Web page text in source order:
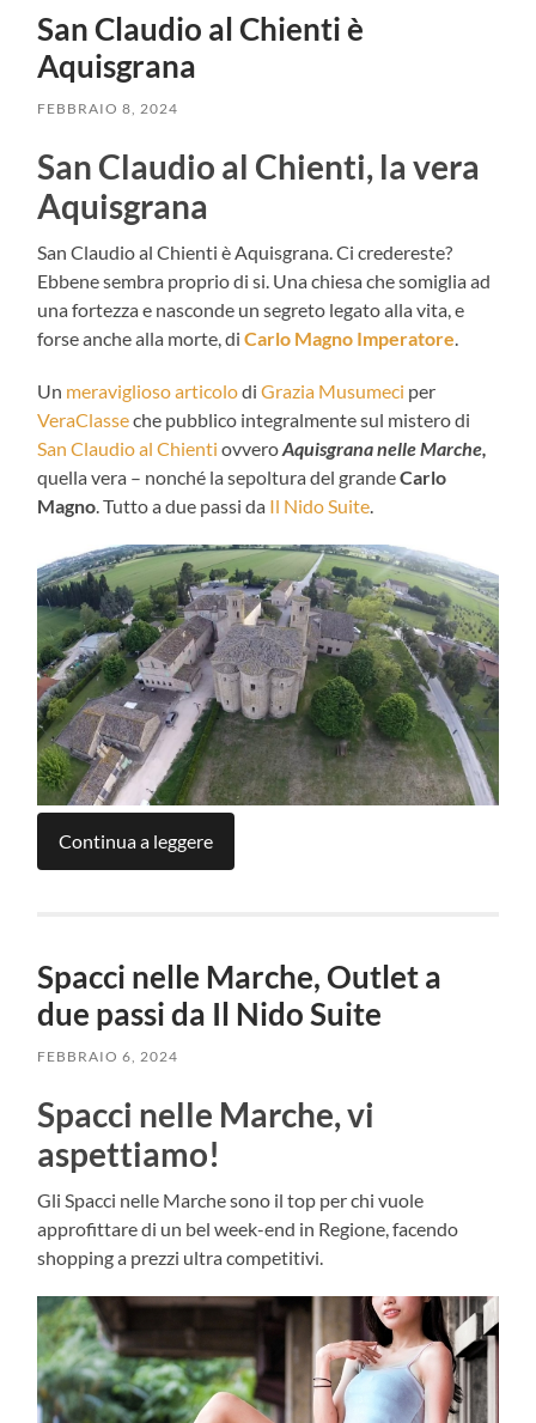
San Claudio al Chienti è
Aquisgrana
FEBBRAIO 8, 2024
San Claudio al Chienti, la vera
Aquisgrana
San Claudio al Chienti è Aquisgrana. Ci credereste?
Ebbene sembra proprio di si. Una chiesa che somiglia ad
una fortezza e nasconde un segreto legato alla vita, e
forse anche alla morte, diCarlo Magno Imperatore.
Un meraviglioso articolodiGrazia Musumeci per
VeraClasseche pubblico integralmente sul mistero di
San Claudio al Chienti ovveroAquisgrana nelle Marche,
quella vera – nonché la sepoltura del grandeCarlo
Magno. Tutto a due passi da Il Nido Suite.
Continua a leggere
Spacci nelle Marche, Outlet a
due passi da Il Nido Suite
FEBBRAIO 6, 2024
Spacci nelle Marche, vi
aspettiamo!
Gli Spacci nelle Marche sono il top per chi vuole
approfittare di un bel week-end in Regione, facendo
shopping a prezzi ultra competitivi.